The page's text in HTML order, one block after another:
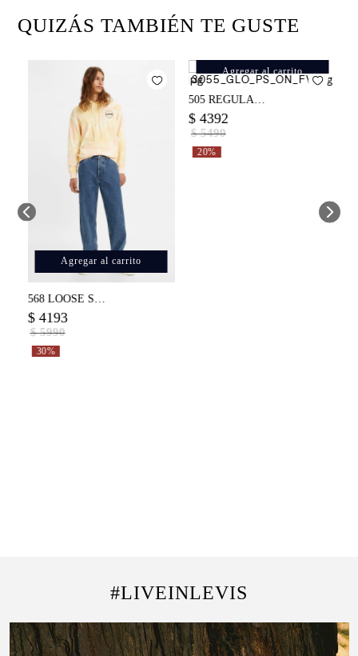
QUIZÁS TAMBIÉN TE GUSTE
Fit para Hombre
Agregar al carrito
Jean Levi's ® 568 Loose Straight Carpenter Safe para Hombre
$ 4193
$ 5990
30%
Agregar al carrito
Jean Levi's ® 505 Regular Cord
$ 4392
$ 5490
20%
#LIVEINLEVIS